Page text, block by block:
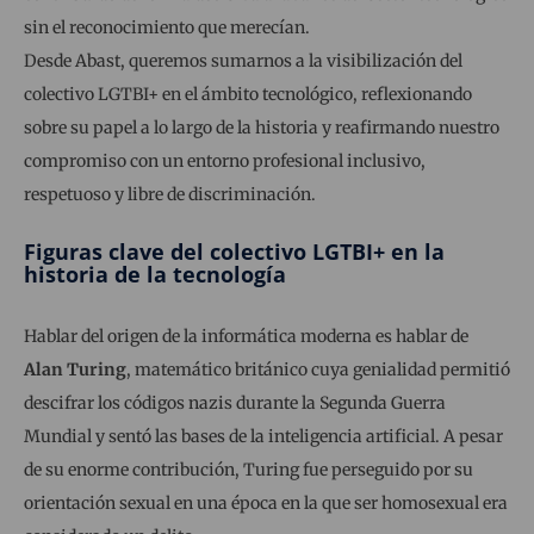
sin el reconocimiento que merecían.
Desde Abast, queremos sumarnos a la visibilización del
colectivo LGTBI+ en el ámbito tecnológico, reflexionando
sobre su papel a lo largo de la historia y reafirmando nuestro
compromiso con un entorno profesional inclusivo,
respetuoso y libre de discriminación.
Figuras clave del colectivo LGTBI+ en la
historia de la tecnología
Hablar del origen de la informática moderna es hablar de
Alan Turing, matemático británico cuya genialidad permitió
descifrar los códigos nazis durante la Segunda Guerra
Mundial y sentó las bases de la inteligencia artificial. A pesar
de su enorme contribución, Turing fue perseguido por su
orientación sexual en una época en la que ser homosexual era